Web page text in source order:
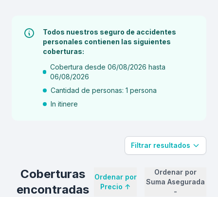
Todos nuestros seguro de accidentes
personales contienen las siguientes
coberturas:
Cobertura desde 06/08/2026 hasta
06/08/2026
Cantidad de personas: 1 persona
In itinere
Filtrar resultados
Coberturas
encontradas
Ordenar por
Precio ↑
Ordenar por
Suma Asegurada
-